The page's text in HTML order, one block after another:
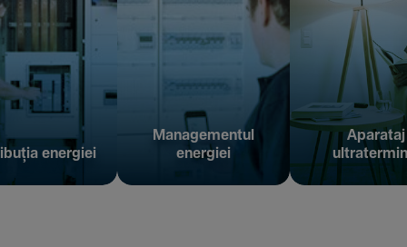
energiei
Managementul
energiei
Aparataj